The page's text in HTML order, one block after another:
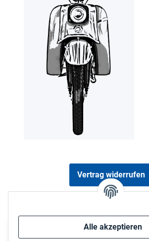
Alle akzeptieren
Vertrag widerrufen